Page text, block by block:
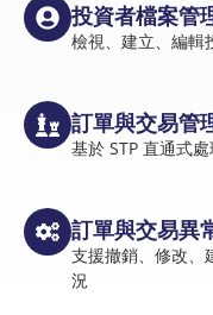
投資者檔案管
檢視、建立、編輯
訂單與交易管
基於 STP 直通式
訂單與交易異
支援撤銷、修改、
況